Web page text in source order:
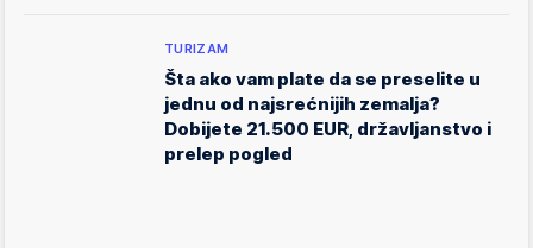
TURIZAM
Šta ako vam plate da se preselite u
jednu od najsrećnijih zemalja?
Dobijete 21.500 EUR, državljanstvo i
prelep pogled